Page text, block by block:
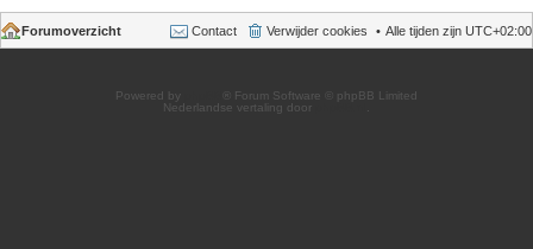
Forumoverzicht Alle tijden zijn UTC+02:00
Verwijder cookies
Contact
Powered by
® Forum Software © phpBB Limited
Nederlandse vertaling door